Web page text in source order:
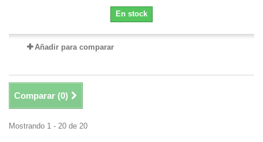
En stock
Añadir para comparar
Comparar (0)
Mostrando 1 - 20 de 20